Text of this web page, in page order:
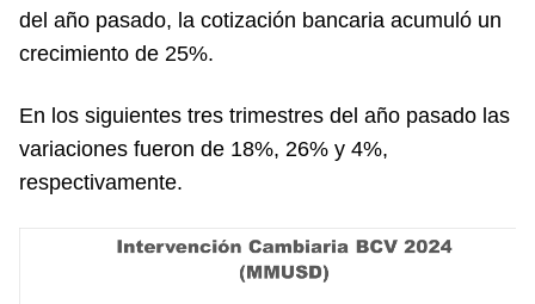
del año pasado, la cotización bancaria acumuló un
crecimiento de 25%.
En los siguientes tres trimestres del año pasado las
variaciones fueron de 18%, 26% y 4%,
respectivamente.